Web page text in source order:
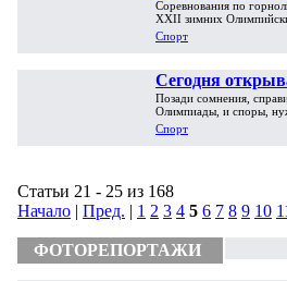
Олимпийских
Соревнования по
XXII зимних
Спорт
Сегодня
истории
Позади сомнения,
Олимпиады, и споры,
Спорт
Статьи 21 - 25 из 168
Начало | Пред. | 1 2 3 4 5 6 7 8 9 10
ФОТОРЕПОРТАЖИ